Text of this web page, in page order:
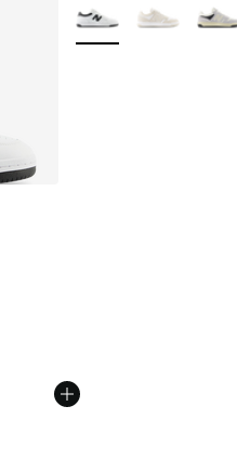
Plus de couleurs